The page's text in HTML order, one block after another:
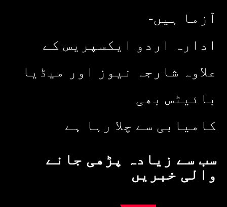
آزما ہیں-
ادارہ اردو ایکسپریس کے
علاوہ شارجہ نیوز اور میڈیا
بائیٹس بھی
کامیابی سے چلا رہا ہے
سب سے زیادہ پڑھی جانے
والی خبریں